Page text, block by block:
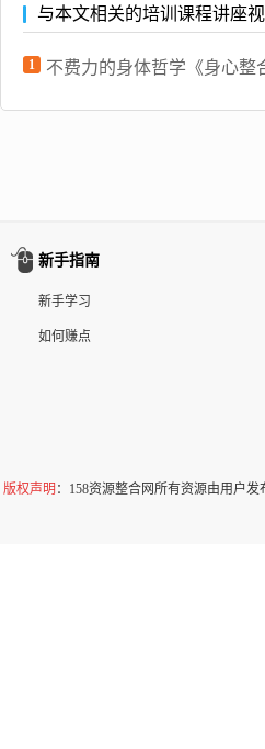
与本文相关的培训课程讲座
1 不费力的身体哲学《身心整
新手指南
新手学习
如何赚点
版权声明 ：158资源整合网所有资源由用户